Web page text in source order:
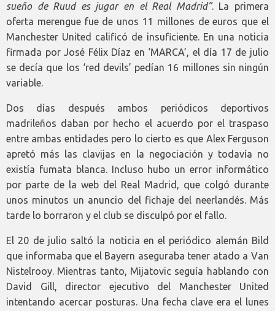
sueño de Ruud es jugar en el Real Madrid”. La primera
oferta merengue fue de unos 11 millones de euros que el
Manchester United calificó de insuficiente. En una noticia
firmada por José Félix Díaz en ‘MARCA’, el día 17 de julio
se decía que los ‘red devils’ pedían 16 millones sin ningún
variable.
Dos días después ambos periódicos deportivos
madrileños daban por hecho el acuerdo por el traspaso
entre ambas entidades pero lo cierto es que Alex Ferguson
apretó más las clavijas en la negociación y todavía no
existía fumata blanca. Incluso hubo un error informático
por parte de la web del Real Madrid, que colgó durante
unos minutos un anuncio del fichaje del neerlandés. Más
tarde lo borraron y el club se disculpó por el fallo.
El 20 de julio saltó la noticia en el periódico alemán Bild
que informaba que el Bayern aseguraba tener atado a Van
Nistelrooy. Mientras tanto, Mijatovic seguía hablando con
David Gill, director ejecutivo del Manchester United
intentando acercar posturas. Una fecha clave era el lunes